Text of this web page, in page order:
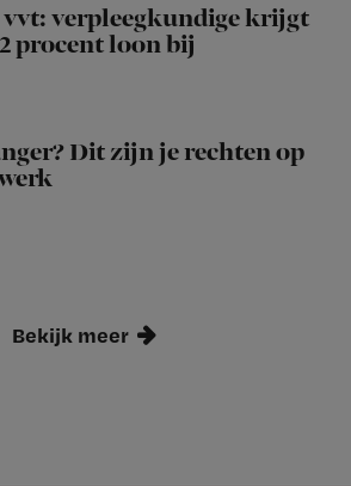
vvt: verpleegkundige krijgt
procent loon bij
Dit zijn je rechten op
Bekijk meer